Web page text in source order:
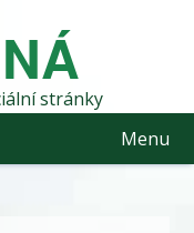
stránky
Menu